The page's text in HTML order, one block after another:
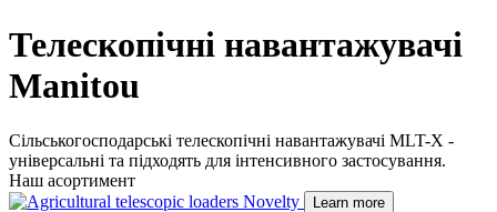
Телескопічні навантажувачі
Manitou
Сільськогосподарські телескопічні навантажувачі MLT-X -
універсальні та підходять для інтенсивного застосування.
Наш асортимент
Novelty
Learn more